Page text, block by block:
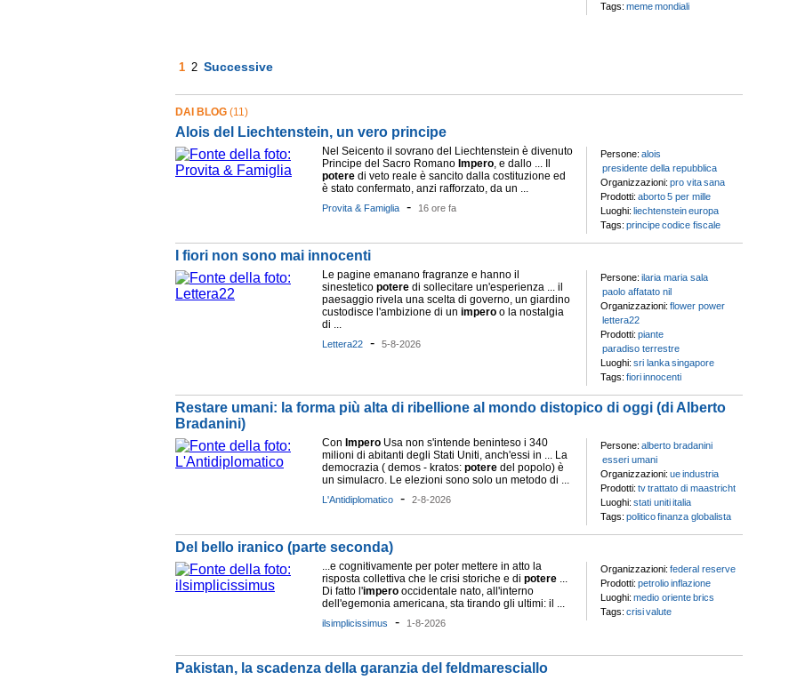
Tags: mememondiali
1 2 Successive
DAI BLOG (11)
Alois del Liechtenstein, un vero principe
Nel Seicento il sovrano del Liechtenstein è divenuto
Principe del Sacro Romano Impero, e dallo ... Il
potere di veto reale è sancito dalla costituzione ed
è stato confermato, anzi rafforzato, da un ...
Provita & Famiglia - 16 ore fa
Persone: alois
presidente della repubblica
Organizzazioni: pro vitasana
Prodotti: aborto5 per mille
Luoghi: liechtensteineuropa
Tags: principecodice fiscale
I fiori non sono mai innocenti
Le pagine emanano fragranze e hanno il
sinestetico potere di sollecitare un'esperienza ... il
paesaggio rivela una scelta di governo, un giardino
custodisce l'ambizione di un impero o la nostalgia
di ...
Lettera22 - 5-8-2026
Persone: ilaria maria sala
paolo affatato nil
Organizzazioni: flower power
lettera22
Prodotti: piante
paradiso terrestre
Luoghi: sri lankasingapore
Tags: fioriinnocenti
Restare umani: la forma più alta di ribellione al mondo distopico di oggi (di Alberto
Bradanini)
Con Impero Usa non s'intende beninteso i 340
milioni di abitanti degli Stati Uniti, anch'essi in ... La
democrazia ( demos - kratos: potere del popolo) è
un simulacro. Le elezioni sono solo un metodo di ...
L'Antidiplomatico - 2-8-2026
Persone: alberto bradanini
esseri umani
Organizzazioni: ueindustria
Prodotti: tvtrattato di maastricht
Luoghi: stati unitiitalia
Tags: politicofinanza globalista
Del bello iranico (parte seconda)
...e cognitivamente per poter mettere in atto la
risposta collettiva che le crisi storiche e di potere ...
Di fatto l'impero occidentale nato, all'interno
dell'egemonia americana, sta tirando gli ultimi: il ...
ilsimplicissimus - 1-8-2026
Organizzazioni: federal reserve
Prodotti: petrolioinflazione
Luoghi: medio orientebrics
Tags: crisivalute
Pakistan, la scadenza della garanzia del feldmaresciallo